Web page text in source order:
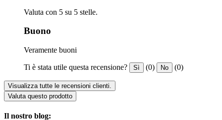
Valuta con 5 su 5 stelle.
Buono
Veramente buoni
Ti è stata utile questa recensione? Sì (0) No (0)
Visualizza tutte le recensioni clienti.
Valuta questo prodotto
Il nostro blog: